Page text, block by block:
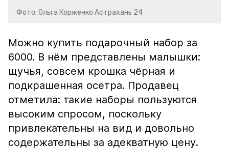
Фото: Ольга Корженко Астрахань 24
Можно купить подарочный набор за
6000. В нём представлены малышки:
щучья, совсем крошка чёрная и
подкрашенная осетра. Продавец
отметила: такие наборы пользуются
высоким спросом, поскольку
привлекательны на вид и довольно
содержательны за адекватную цену.